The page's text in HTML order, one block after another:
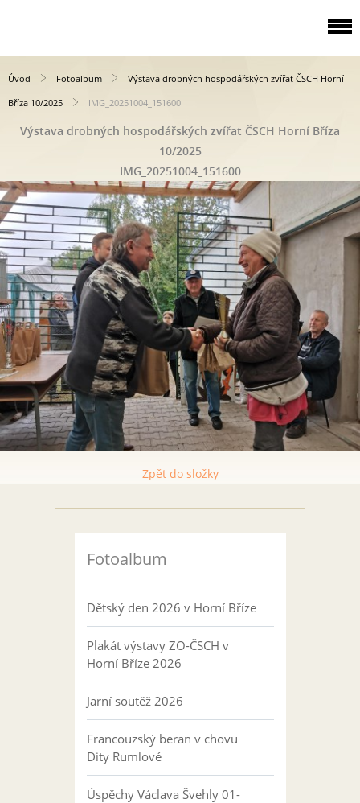
Úvod Fotoalbum
Výstava drobných hospodářských zvířat ČSCH Horní
Bříza 10/2025
IMG_20251004_151600
Výstava drobných hospodářských zvířat ČSCH Horní Bříza
10/2025
IMG_20251004_151600
Zpět do složky
Fotoalbum
Dětský den 2026 v Horní Bříze
Plakát výstavy ZO-ČSCH v
Horní Bříze 2026
Jarní soutěž 2026
Francouzský beran v chovu
Dity Rumlové
Úspěchy Václava Švehly 01-